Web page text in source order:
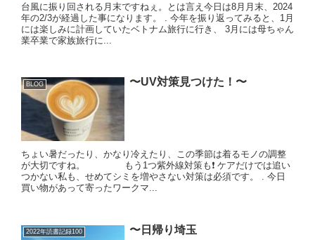
台風に振り回される月末ですねぇ。とは言え今日は8月月末、2024
年の2/3が経過した事になります。 . 今年を振り返ってみると、1月
には楽しみに計画していたベトナム旅行に行き、 3月には母ちゃん
業卒業で家族旅行に...
BLOG 〜UV対策見つけた！〜
ちょい暑だったり、かなり冷えたり、この季節は着るモノの調整
が大切ですね。 もう1つ紫外線対策も❗️ ケアだけでは追い
つかない私も、せめてシミを増やさない対策は必須です。 . 今日
買い物があって寄ったワークマ...
2022年読書記録100 〜日帰り埼玉